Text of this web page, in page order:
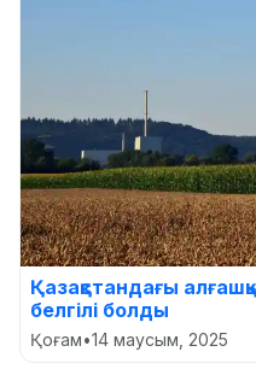
Қазақстандағы
белгілі болды
Қоғам•14 маусым, 2025